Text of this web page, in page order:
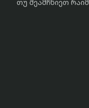
თუ შეამჩნიეთ